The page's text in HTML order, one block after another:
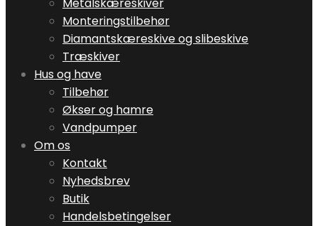
Metalskæreskiver
Monteringstilbehør
Diamantskæreskive og slibeskive
Træskiver
Hus og have
Tilbehør
Økser og hamre
Vandpumper
Om os
Kontakt
Nyhedsbrev
Butik
Handelsbetingelser